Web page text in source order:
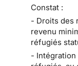
Constat :
- Droits des
revenu
réfugiés
- Intégration